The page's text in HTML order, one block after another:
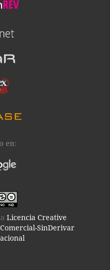
en:
Licencia Creative
SinDerivar